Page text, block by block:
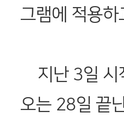
그램에 적용
지난 3일 시
오는 28일 끝